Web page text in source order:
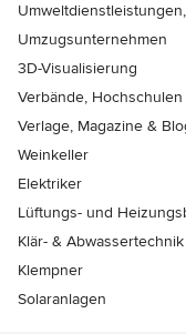
Umzugsunternehmen
3D-Visualisierung
Verbände,
Verlage, Magazine &
Weinkeller
Elektriker
Lüftungs- und
Klär- & Abwassertechnik
Klempner
Solaranlagen